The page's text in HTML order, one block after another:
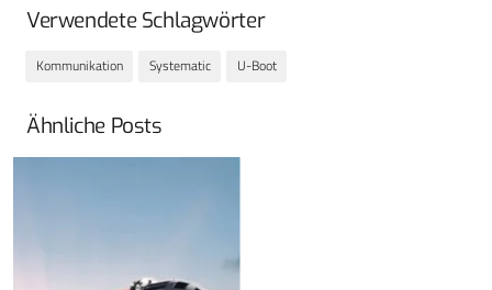
Verwendete Schlagwörter
Kommunikation Systematic U-Boot
Ähnliche Posts